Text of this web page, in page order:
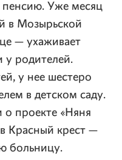
пенсию. Уже месяц
в Мозырьской
— ухаживает
у родителей.
у нее шестеро
в детском саду.
о проекте «Няня
Красный крест —
больницу.